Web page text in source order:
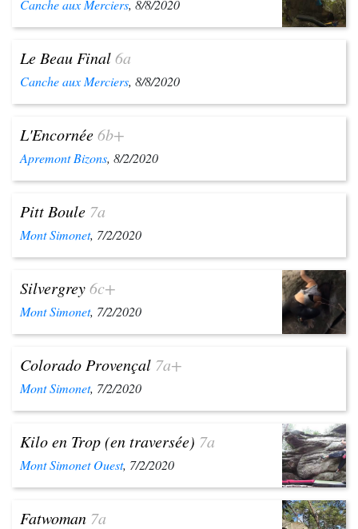
Canche aux Merciers, 8/8/2020
Le Beau Final6a
Canche aux Merciers, 8/8/2020
L'Encornée6b+
Apremont Bizons, 8/2/2020
Pitt Boule 7a
Mont Simonet, 7/2/2020
Silvergrey6c+
Mont Simonet, 7/2/2020
Colorado Provençal 7a+
Mont Simonet, 7/2/2020
Kilo en Trop (en traversée) 7a
Mont Simonet Ouest, 7/2/2020
Fatwoman 7a